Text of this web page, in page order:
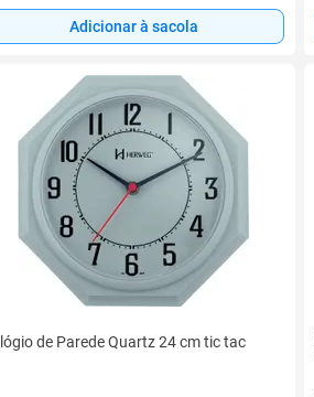
Adicionar à sacola
de Parede Quartz 24 cm tic tac